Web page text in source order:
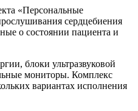
«Персональные
сердцебиения
о состоянии пациента и
блоки ультразвуковой
мониторы. Комплекс
вариантах исполнения